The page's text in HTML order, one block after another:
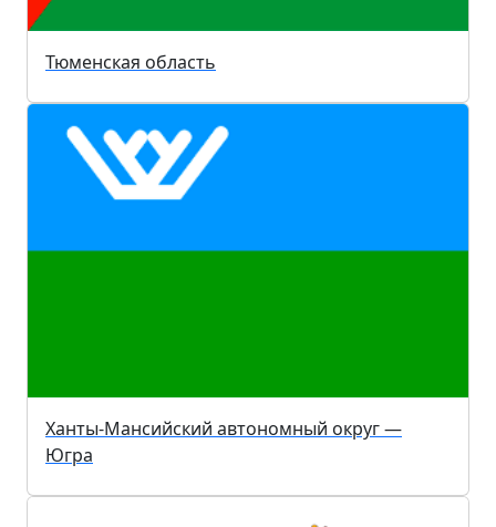
Тюменская область
Ханты-Мансийский автономный округ —
Югра